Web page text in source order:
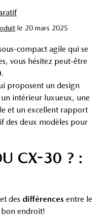
le 20 mars 2025
compact agile qui se
vous hésitez peut-être
.
proposent un design
intérieur luxueux, une
et un excellent rapport
des deux modèles pour
CX-30 ? :
des différences entre le
bon endroit!